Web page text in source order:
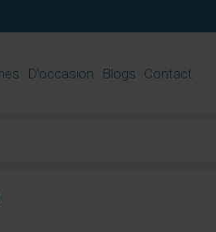
D’occasion Blogs Contact